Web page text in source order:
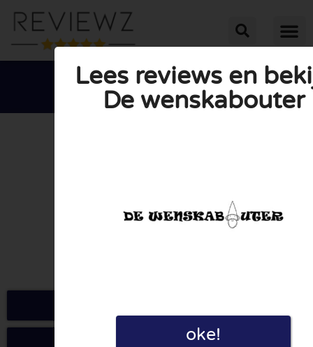

Schrijf een review
Lees reviews en
De wenskabouter
oke!